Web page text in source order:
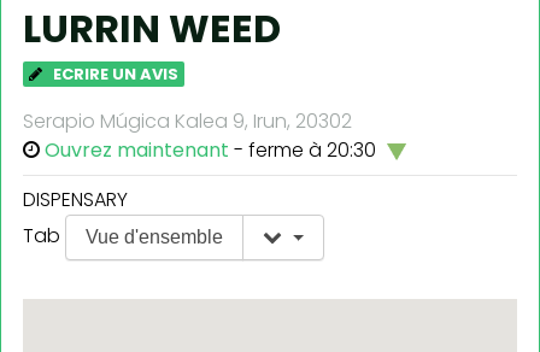
LURRIN WEED
ECRIRE UN AVIS
Serapio Múgica Kalea 9, Irun, 20302
Ouvrez maintenant - ferme à 20:30
DISPENSARY
Tab
Vue d'ensemble